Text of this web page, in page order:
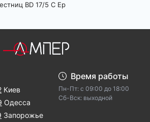
BD 17/5 C Ep
Киев
Одесса
Запорожье
Время работы
Пн-Пт: с 09:00 до 18:00
Cб-Вск: выходной